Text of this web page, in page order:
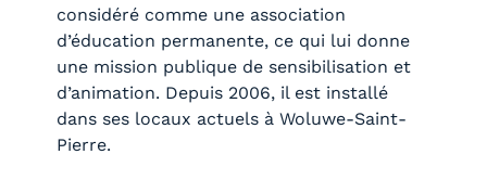
considéré comme une association
d’éducation permanente, ce qui lui donne
une mission publique de sensibilisation et
d’animation. Depuis 2006, il est installé
dans ses locaux actuels à Woluwe-Saint-
Pierre.